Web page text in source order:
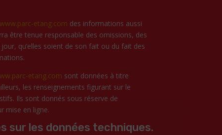
www.parc-etang.com des informations aussi
être tenue responsable des omissions, des
qu’elles soient de son fait ou du fait des
etang.com sont données à titre
les renseignements figurant sur le
Ils sont donnés sous réserve de
mise en ligne.
sur les données techniques.